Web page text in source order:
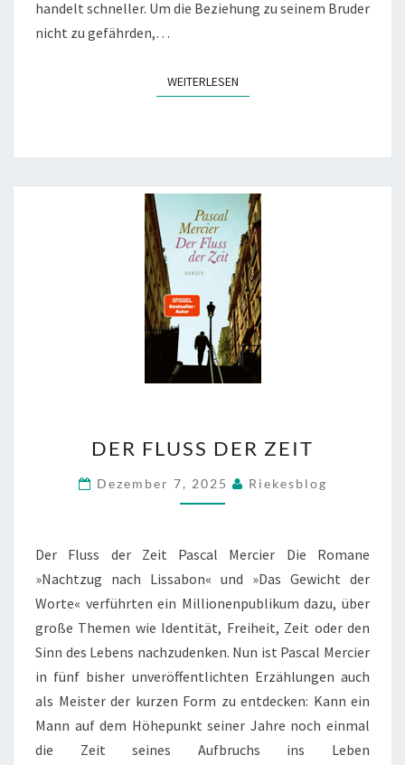
handelt schneller. Um die Beziehung zu seinem Bruder
nicht zu gefährden,…
WEITERLESENWEITERLESEN
FLUSS
DER
ZEIT
DER FLUSS DER ZEIT
Dezember 7, 2025 Riekesblog
Der Fluss der Zeit Pascal Mercier Die Romane
»Nachtzug nach Lissabon« und »Das Gewicht der
Worte« verführten ein Millionenpublikum dazu, über
große Themen wie Identität, Freiheit, Zeit oder den
Sinn des Lebens nachzudenken. Nun ist Pascal Mercier
in fünf bisher unveröffentlichten Erzählungen auch
als Meister der kurzen Form zu entdecken: Kann ein
Mann auf dem Höhepunkt seiner Jahre noch einmal
die Zeit seines Aufbruchs ins Leben